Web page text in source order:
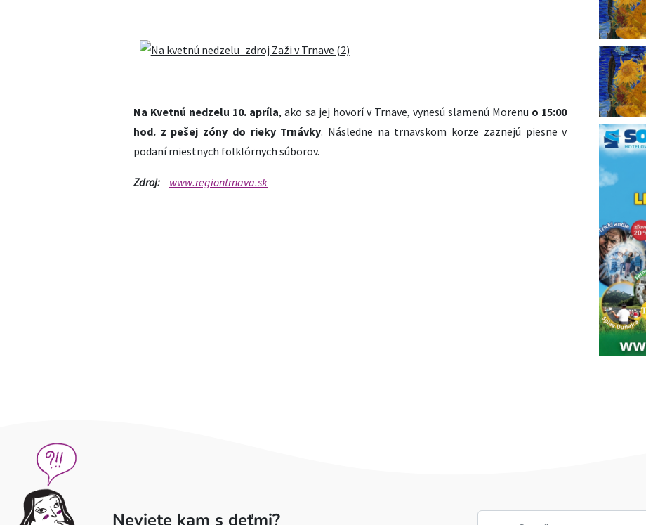
Na Kvetnú nedzelu 10. apríla, ako sa jej hovorí v Trnave, vynesú slamenú Morenu o 15:00
hod. z pešej zóny do rieky Trnávky. Následne na trnavskom korze zaznejú piesne v
podaní miestnych folklórnych súborov.
Zdroj: www.regiontrnava.sk
Neviete kam s deťmi?